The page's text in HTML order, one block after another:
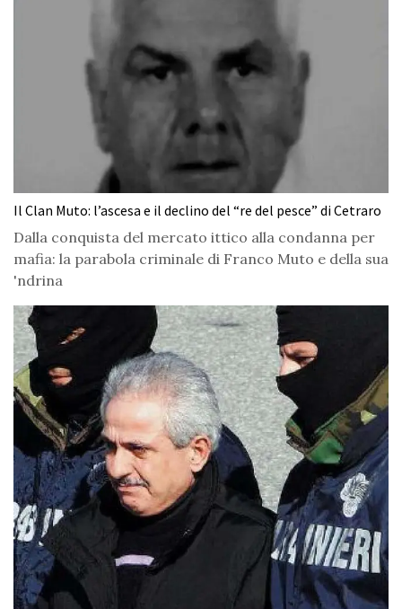
Il Clan Muto: l’ascesa e il declino del “re del pesce” di Cetraro
Dalla conquista del mercato ittico alla condanna per
mafia: la parabola criminale di Franco Muto e della sua
'ndrina